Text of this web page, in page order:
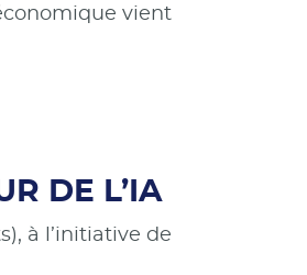
vient
DE L’IA
à l’initiative de